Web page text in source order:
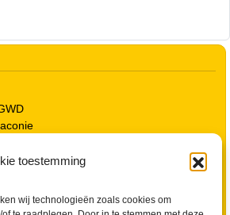
toestemming
wij technologieën zoals cookies om
/ koster